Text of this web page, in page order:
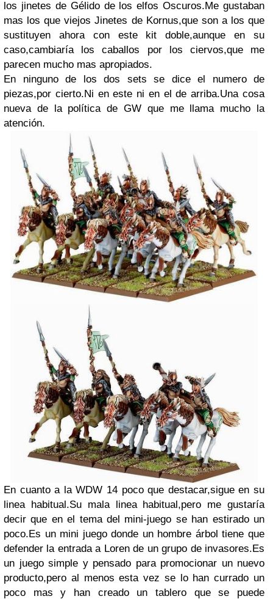
los jinetes de Gélido de los elfos Oscuros.Me gustaban
mas los que viejos Jinetes de Kornus,que son a los que
sustituyen ahora con este kit doble,aunque en su
caso,cambiaría los caballos por los ciervos,que me
parecen mucho mas apropiados.
En ninguno de los dos sets se dice el numero de
piezas,por cierto.Ni en este ni en el de arriba.Una cosa
nueva de la política de GW que me llama mucho la
atención.
En cuanto a la WDW 14 poco que destacar,sigue en su
linea habitual.Su mala linea habitual,pero me gustaría
decir que en el tema del mini-juego se han estirado un
poco.Es un mini juego donde un hombre árbol tiene que
defender la entrada a Loren de un grupo de invasores.Es
un juego simple y pensado para promocionar un nuevo
producto,pero al menos esta vez se lo han currado un
poco mas y han creado un tablero que se puede